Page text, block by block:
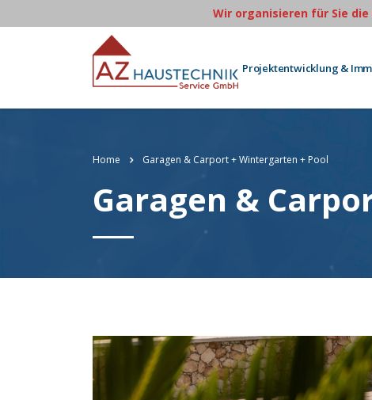
Wir organisieren für Sie
Projektentwicklung &
Home Garagen & Carport + Wintergarten + Pool
Garagen &